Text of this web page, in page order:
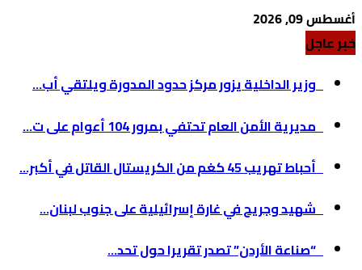
أغسطس 09, 2026
خبر عاجل
وزير الداخلية يزور مركز حدود المدورة ويلتقي أب...
مديرية الأمن العام تحتفي بمرور 104 أعوام على ت...
أحباط تهريب 45 كغم من الكريستال القاتل في أكبر...
شهيد وجريح في غارة إسرائيلية على جنوب لبنان...
“صناعة الأردن” تصدر تقريرا حول تحد...